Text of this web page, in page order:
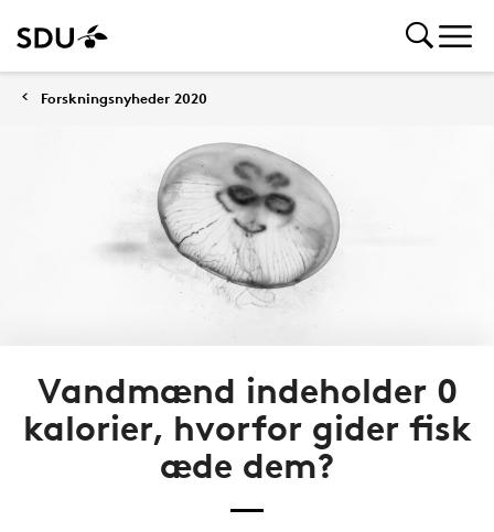
Forskningsnyheder 2020
Vandmænd indeholder 0
kalorier, hvorfor gider fisk
æde dem?